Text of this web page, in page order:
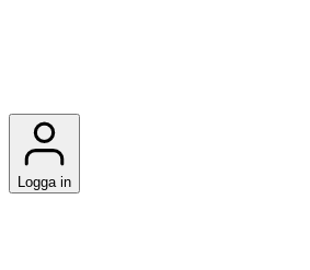
Logga in